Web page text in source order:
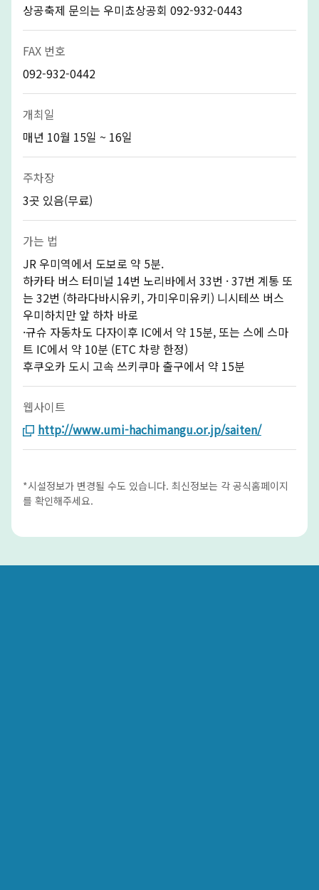
상공축제 문의는 우미쵸상공회 092-932-0443
FAX 번호
092-932-0442
개최일
매년 10월 15일 ~ 16일
주차장
3곳 있음(무료)
가는 법
JR 우미역에서 도보로 약 5분.
하카타 버스 터미널 14번 노리바에서 33번 · 37번 계통 또
는 32번 (하라다바시유키, 가미우미유키) 니시테쓰 버스
우미하치만 앞 하차 바로
·규슈 자동차도 다자이후 IC에서 약 15분, 또는 스에 스마
트 IC에서 약 10분 (ETC 차량 한정)
후쿠오카 도시 고속 쓰키쿠마 출구에서 약 15분
웹사이트
http://www.umi-hachimangu.or.jp/saiten/
*시설정보가 변경될 수도 있습니다. 최신정보는 각 공식홈페이지
를 확인해주세요.